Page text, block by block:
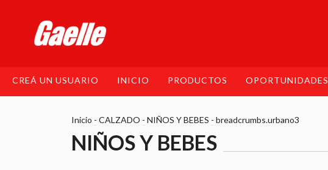
CREÁ UN USUARIO INICIO PRODUCTOS OPORTUNIDADES
Inicio - CALZADO - NIÑOS Y BEBES - breadcrumbs.urbano3
NIÑOS Y BEBES